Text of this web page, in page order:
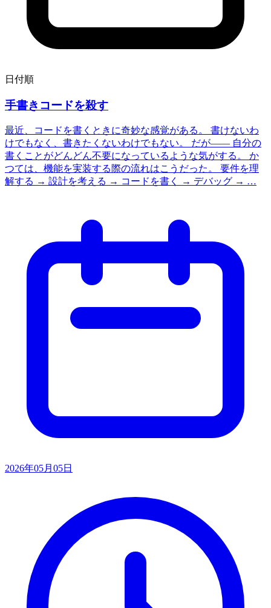
日付順
手書きコードを殺す
最近、コードを書くときに奇妙な感覚がある。 書けないわ
けでもなく、書きたくないわけでもない。 だが—— 自分の
書くことがどんどん不要になっているような気がする。 か
つては、機能を実装する際の流れはこうだった。 要件を理
解する → 設計を考える → コードを書く → デバッグ → …
2026年05月05日